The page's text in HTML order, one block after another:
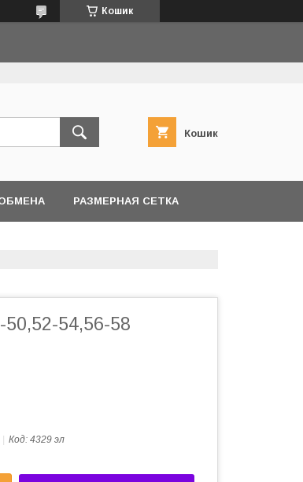
Кошик
Кошик
РАЗМЕРНАЯ СЕТКА
50,52-54,56-58
Код: 4329 эл